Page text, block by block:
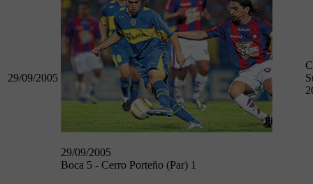
29/09/2005
29/09/2005
Boca 5 - Cerro Porteño (Par) 1